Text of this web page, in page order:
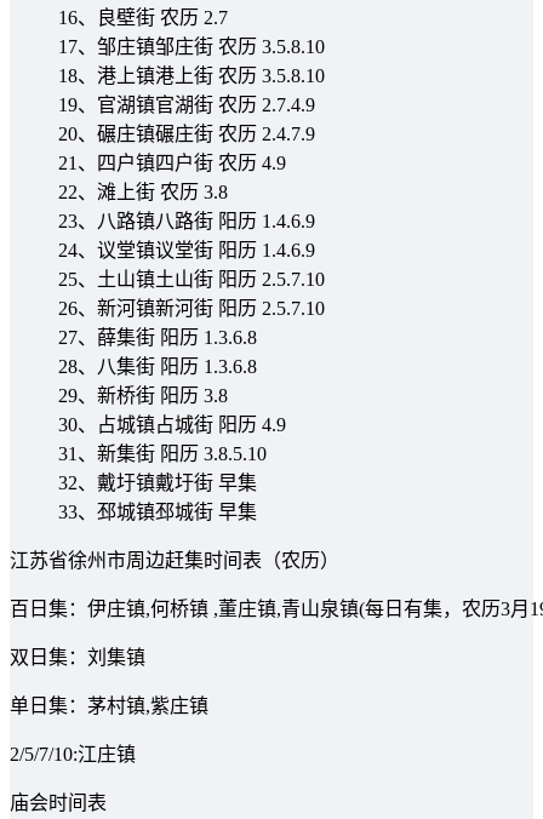
16、良壁街 农历 2.7
17、邹庄镇邹庄街 农历 3.5.8.10
18、港上镇港上街 农历 3.5.8.10
19、官湖镇官湖街 农历 2.7.4.9
20、碾庄镇碾庄街 农历 2.4.7.9
21、四户镇四户街 农历 4.9
22、滩上街 农历 3.8
23、八路镇八路街 阳历 1.4.6.9
24、议堂镇议堂街 阳历 1.4.6.9
25、土山镇土山街 阳历 2.5.7.10
26、新河镇新河街 阳历 2.5.7.10
27、薛集街 阳历 1.3.6.8
28、八集街 阳历 1.3.6.8
29、新桥街 阳历 3.8
30、占城镇占城街 阳历 4.9
31、新集街 阳历 3.8.5.10
32、戴圩镇戴圩街 早集
33、邳城镇邳城街 早集
江苏省徐州市周边赶集时间表（农历）
百日集：伊庄镇,何桥镇 ,董庄镇,青山泉镇(每日有集，农历3月
双日集：刘集镇
单日集：茅村镇,紫庄镇
2/5/7/10:江庄镇
庙会时间表